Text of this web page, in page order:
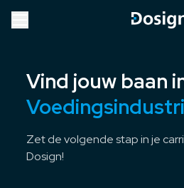
Vind jouw baan
Zet de volgende stap in je
Dosign!